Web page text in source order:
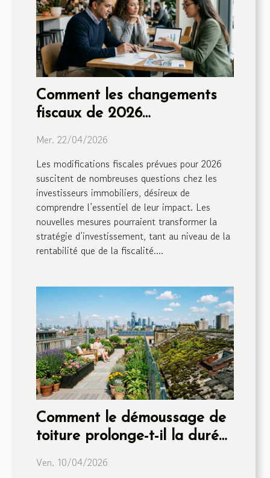
Comment les changements
fiscaux de 2026
influenceront-ils les
Mer. 22/04/2026
Les modifications fiscales prévues pour 2026
suscitent de nombreuses questions chez les
investisseurs immobiliers, désireux de
comprendre l’essentiel de leur impact. Les
nouvelles mesures pourraient transformer la
stratégie d’investissement, tant au niveau de la
rentabilité que de la fiscalité....
Comment le démoussage de
toiture prolonge-t-il la durée
Ven. 10/04/2026